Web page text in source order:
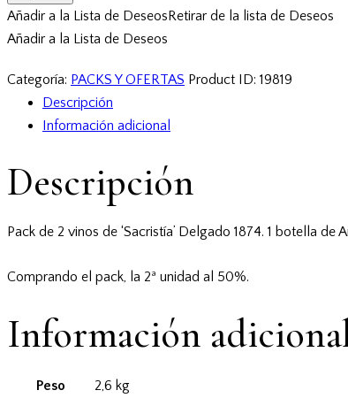
2
Vinos
Delgado
1874
(Amontillado
+
Pedro
cantidad
Añadir a la Lista de DeseosRetirar de la lista de Deseos
Añadir a la Lista de Deseos
Categoría: PACKS Y OFERTAS Product ID: 19819
Descripción
Información adicional
Descripción
Pack de 2 vinos de ‘Sacristía’ Delgado 1874. 1 botella
Comprando el pack, la 2ª unidad al 50%.
Información
Peso
2,6 kg